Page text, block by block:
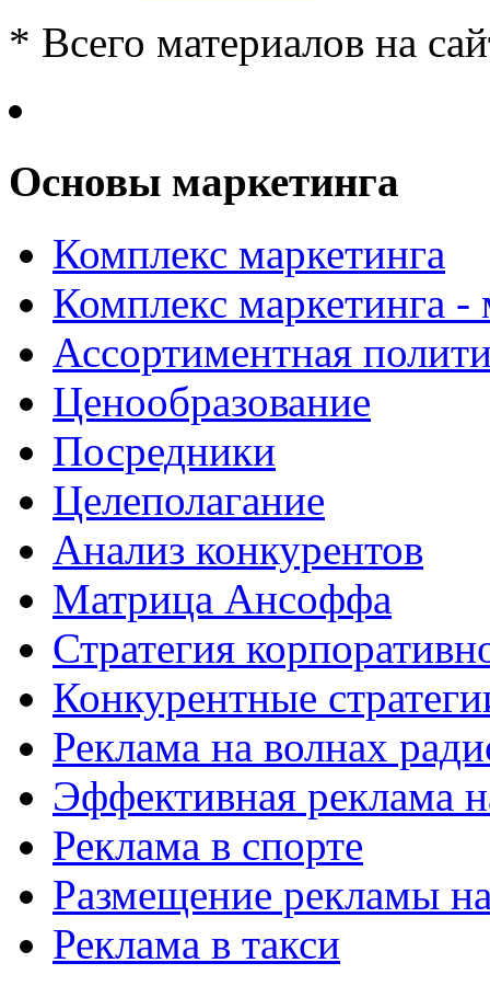
* Всего материалов на
Основы маркетинга
Комплекс маркетинга
Комплекс маркетинга
Ассортиментная
Ценообразование
Посредники
Целеполагание
Анализ конкурентов
Матрица Ансоффа
Стратегия
Конкурентные
Реклама на волнах
Эффективная реклама
Реклама в спорте
Размещение рекламы
Реклама в такси